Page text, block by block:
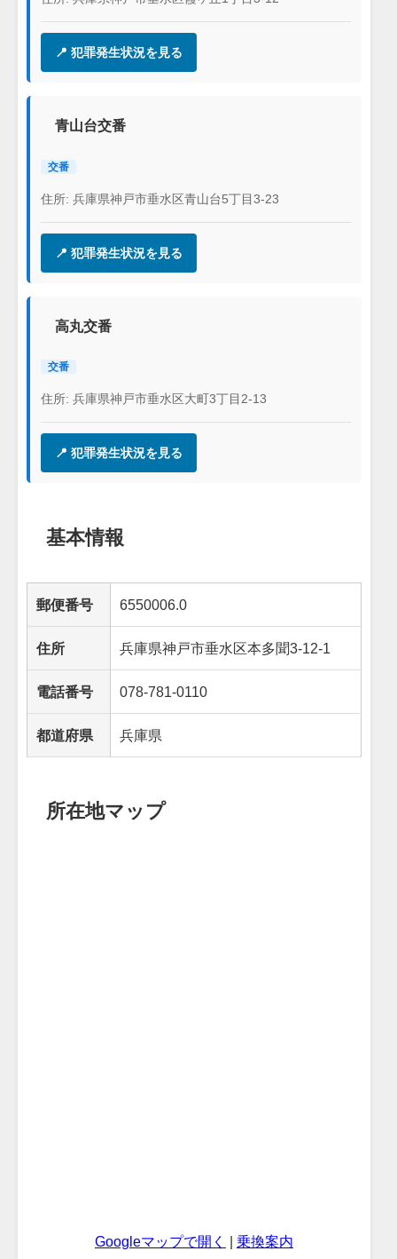
📍 犯罪発生状況を見る
青山台交番
交番
住所: 兵庫県神戸市垂水区青山台5丁目3-23
📍 犯罪発生状況を見る
高丸交番
交番
住所: 兵庫県神戸市垂水区大町3丁目2-13
📍 犯罪発生状況を見る
基本情報
郵便番号 6550006.0
住所 兵庫県神戸市垂水区本多聞3-12-1
電話番号 078-781-0110
都道府県 兵庫県
所在地マップ
Googleマップで開く 乗換案内